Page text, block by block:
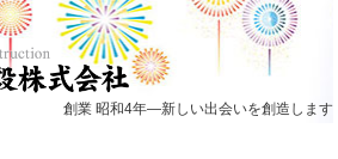
創業 昭和4年―新しい出会いを創造します